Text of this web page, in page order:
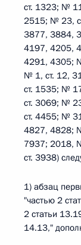
ст. 1323; №
2515; № 23,
3877, 3884,
4197, 4205,
4291, 4305;
№ 1, ст. 12,
ст. 1535; №
ст. 3069; №
ст. 4455; №
4827, 4828;
7937; 2018,
ст. 3938)
1) абзац
"частью 2
2 статьи
14.13,"